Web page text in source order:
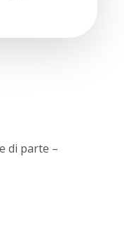
di parte –